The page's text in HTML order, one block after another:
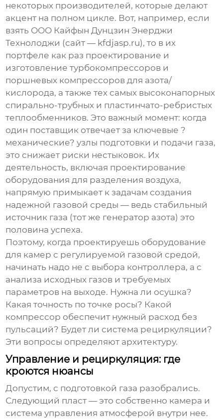
некоторых производителей, которые делают
акцент на полном цикле. Вот, например, если
взять ООО Кайфын Дунцзин Энерджи
Технолоджи (сайт — kfdjasp.ru), то в их
портфеле как раз проектирование и
изготовление турбокомпрессоров и
поршневых компрессоров для азота/
кислорода, а также тех самых высоконапорных
спирально-трубных и пластинчато-ребристых
теплообменников. Это важный момент: когда
один поставщик отвечает за ключевые ?
механические? узлы подготовки и подачи газа,
это снижает риски нестыковок. Их
деятельность, включая проектирование
оборудования для разделения воздуха,
напрямую примыкает к задачам создания
надежной газовой среды — ведь стабильный
источник газа (тот же генератор азота) это
половина успеха.
Поэтому, когда проектируешь оборудование
для камер с регулируемой газовой средой,
начинать надо не с выбора контроллера, а с
анализа исходных газов и требуемых
параметров на выходе. Нужна ли осушка?
Какая точность по точке росы? Какой
компрессор обеспечит нужный расход без
пульсаций? Будет ли система рециркуляции?
Эти вопросы определяют архитектуру.
Управление и рециркуляция: где
кроются нюансы
Допустим, с подготовкой газа разобрались.
Следующий пласт — это собственно камера и
система управления атмосферой внутри нее.